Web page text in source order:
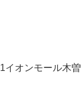
イオンモール木曽